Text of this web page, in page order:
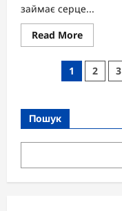
займає серце...
Read MoreRead
more
Що
означає
коли
ти
любиш
Пагінація
1 2 3
Пошук